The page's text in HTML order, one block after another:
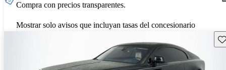
Compra con precios transparentes.
Mostrar solo avisos que incluyan tasas del concesionario